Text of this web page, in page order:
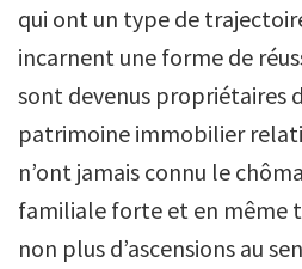
qui ont un type de
incarnent une forme de
sont devenus propriétaires
patrimoine immobilier
n’ont jamais connu le
familiale forte et en même
non plus d’ascensions au